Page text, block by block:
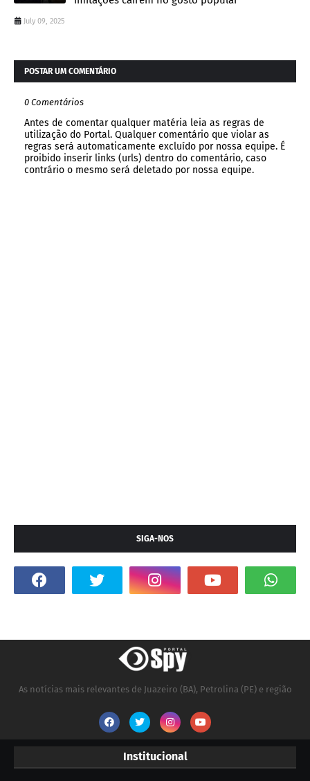
July 09, 2025
POSTAR UM COMENTÁRIO
0 Comentários
Antes de comentar qualquer matéria leia as regras de
utilização do Portal. Qualquer comentário que violar as
regras será automaticamente excluído por nossa equipe. É
proibido inserir links (urls) dentro do comentário, caso
contrário o mesmo será deletado por nossa equipe.
SIGA-NOS
As notícias mais relevantes de Juazeiro (BA), Petrolina (PE) e região
Institucional